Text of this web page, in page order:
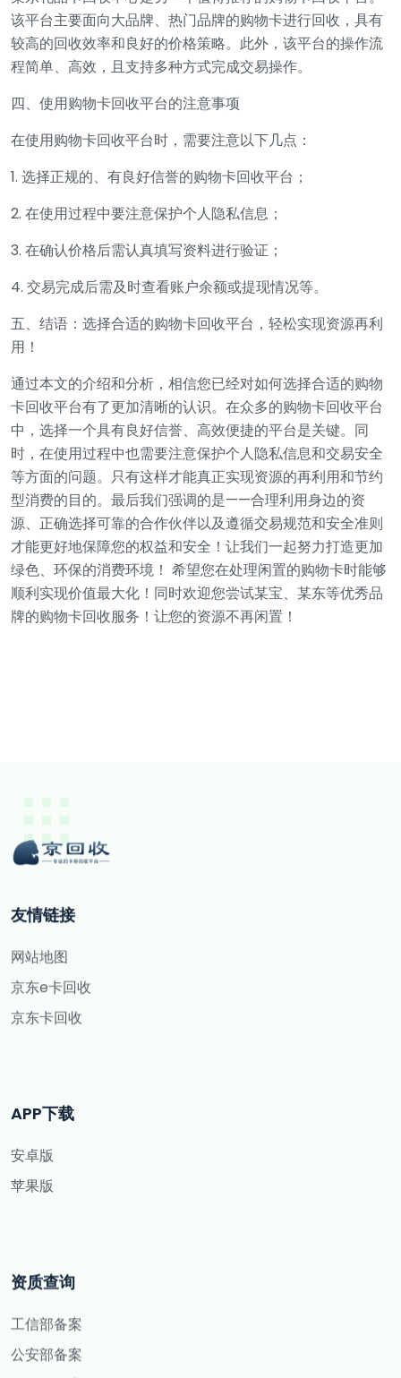
该平台主要面向大品牌、热门品牌的购物卡进行回收，具有
较高的回收效率和良好的价格策略。此外，该平台的操作流
程简单、高效，且支持多种方式完成交易操作。
四、使用购物卡回收平台的注意事项
在使用购物卡回收平台时，需要注意以下几点：
1. 选择正规的、有良好信誉的购物卡回收平台；
2. 在使用过程中要注意保护个人隐私信息；
3. 在确认价格后需认真填写资料进行验证；
4. 交易完成后需及时查看账户余额或提现情况等。
五、结语：选择合适的购物卡回收平台，轻松实现资源再利
用！
通过本文的介绍和分析，相信您已经对如何选择合适的购物
卡回收平台有了更加清晰的认识。在众多的购物卡回收平台
中，选择一个具有良好信誉、高效便捷的平台是关键。同
时，在使用过程中也需要注意保护个人隐私信息和交易安全
等方面的问题。只有这样才能真正实现资源的再利用和节约
型消费的目的。最后我们强调的是——合理利用身边的资
源、正确选择可靠的合作伙伴以及遵循交易规范和安全准则
才能更好地保障您的权益和安全！让我们一起努力打造更加
绿色、环保的消费环境！ 希望您在处理闲置的购物卡时能够
顺利实现价值最大化！同时欢迎您尝试某宝、某东等优秀品
牌的购物卡回收服务！让您的资源不再闲置！
友情链接
网站地图
京东e卡回收
京东卡回收
APP下载
安卓版
苹果版
资质查询
工信部备案
公安部备案